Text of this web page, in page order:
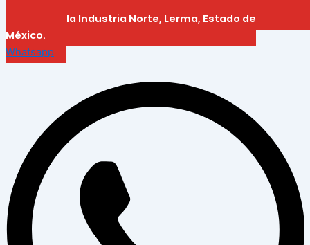
Circuito de la Industria Norte, Lerma, Estado de
México.
Whatsapp